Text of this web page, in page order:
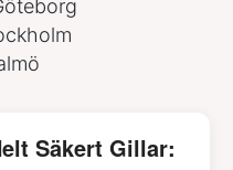
Säkert Gillar: